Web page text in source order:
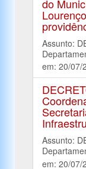
do
Assunto:
em: 20/07/
Assunto:
em: 20/07/